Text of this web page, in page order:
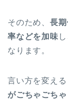
そのため、 長
率などを加味
なります。
言い方を変え
がごちゃごち